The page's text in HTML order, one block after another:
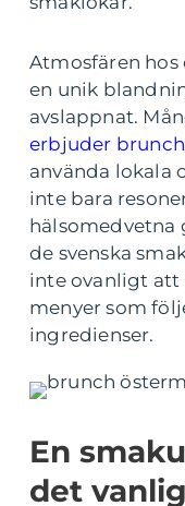
Atmosfären
en unik
avslappnat.
erbjuder
använda lokala
inte bara
hälsomedvetna
de svenska
inte ovanligt att
menyer som
ingredienser.
En
det